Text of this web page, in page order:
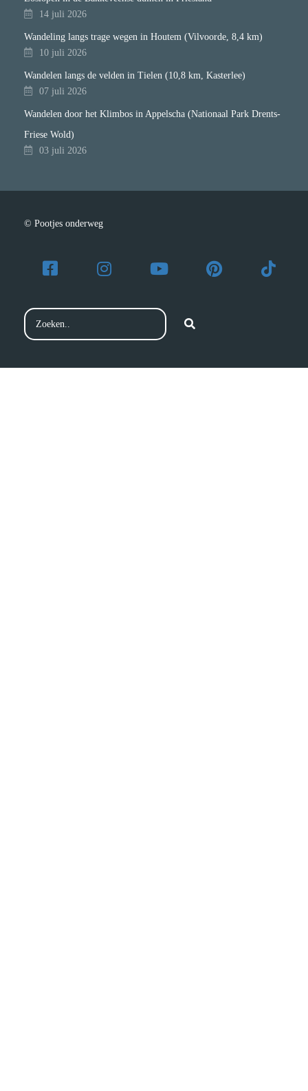
14 juli 2026
Wandeling langs trage wegen in Houtem (Vilvoorde, 8,4 km)
10 juli 2026
Wandelen langs de velden in Tielen (10,8 km, Kasterlee)
07 juli 2026
Wandelen door het Klimbos in Appelscha (Nationaal Park Drents-
Friese Wold)
03 juli 2026
© Pootjes onderweg